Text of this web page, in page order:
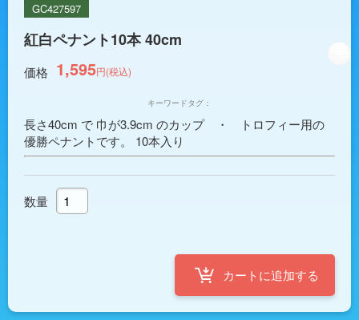
GC427597
紅白ペナント10本 40cm
価格 1,595円(税込)
キーワードタグ：
長さ40cm で 巾が3.9cm のカップ ・ トロフィー用の
優勝ペナントです。 10本入り
数量